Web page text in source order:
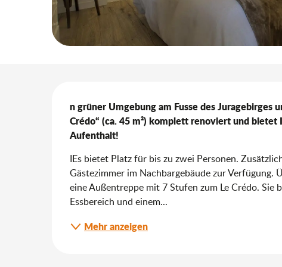
n grüner Umgebung am Fusse des Juragebirges
Crédo“ (ca. 45 m²) komplett renoviert und
Aufenthalt!
IEs bietet Platz für bis zu zwei Personen.
Gästezimmer im Nachbargebäude zur Verfügung.
eine Außentreppe mit 7 Stufen zum Le Crédo.
Essbereich und einem...
Mehr anzeigen